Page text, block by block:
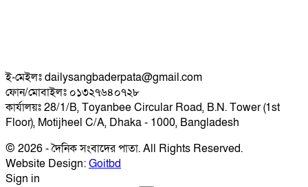
ই-মেইলঃ dailysangbaderpata@gmail.com
ফোন/মোবাইলঃ ০১৩২৭৬৪০৭২৮
কার্যালয়ঃ 28/1/B, Toyanbee Circular Road, B.N. Tower (1st
Floor), Motijheel C/A, Dhaka - 1000, Bangladesh
© 2026 - দৈনিক সংবাদের পাতা. All Rights Reserved.
Website Design:Goitbd
Sign in